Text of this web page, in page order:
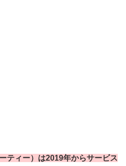
ティー）は2019年からサービス